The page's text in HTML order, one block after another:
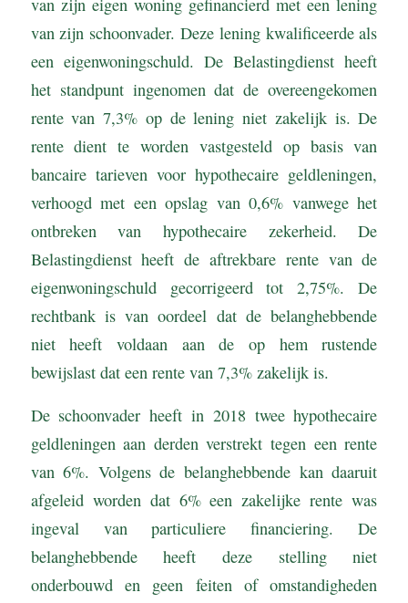
van zijn eigen woning gefinancierd met een lening
van zijn schoonvader. Deze lening kwalificeerde als
een eigenwoningschuld. De Belastingdienst heeft
het standpunt ingenomen dat de overeengekomen
rente van 7,3% op de lening niet zakelijk is. De
rente dient te worden vastgesteld op basis van
bancaire tarieven voor hypothecaire geldleningen,
verhoogd met een opslag van 0,6% vanwege het
ontbreken van hypothecaire zekerheid. De
Belastingdienst heeft de aftrekbare rente van de
eigenwoningschuld gecorrigeerd tot 2,75%. De
rechtbank is van oordeel dat de belanghebbende
niet heeft voldaan aan de op hem rustende
bewijslast dat een rente van 7,3% zakelijk is.
De schoonvader heeft in 2018 twee hypothecaire
geldleningen aan derden verstrekt tegen een rente
van 6%. Volgens de belanghebbende kan daaruit
afgeleid worden dat 6% een zakelijke rente was
ingeval van particuliere financiering. De
belanghebbende heeft deze stelling niet
onderbouwd en geen feiten of omstandigheden